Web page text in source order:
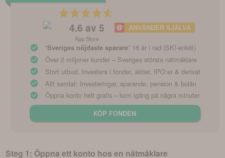
4.6 av 5
App Store
ANVÄNDER SJÄLVA
“Sveriges nöjdaste sparare” 16 år i rad (SKI-enkät)
Över 2 miljoner kunder – Sveriges största nätmäklare
Stort utbud: Investera i fonder, aktier, IPO:er & derivat
Allt samlat: Investeringar, sparande, pension & bolån
Öppna konto helt gratis – kom igång på några minuter
KÖP FONDEN
Steg 1: Öppna ett konto hos en nätmäklare